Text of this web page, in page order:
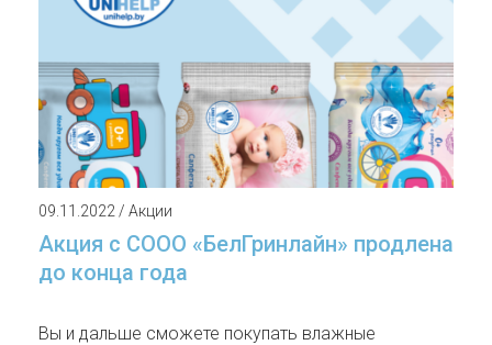
09.11.2022 / Акции
Акция с СООО «БелГринлайн» продлена
до конца года
Вы и дальше сможете покупать влажные